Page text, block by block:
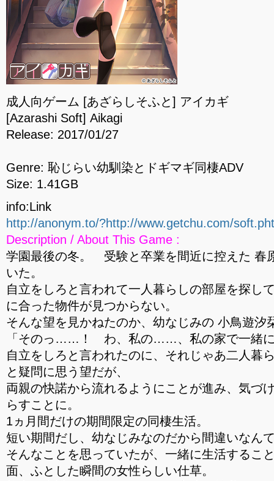
成人向ゲーム [あざらしそふと] アイカギ
[Azarashi Soft] Aikagi
Release: 2017/01/27
Genre: 恥じらい幼馴染とドギマギ同棲ADV
Size: 1.41GB
info:Link
http://anonym.to/?http://www.getchu.com/
Description / About This Game :
学園最後の冬。 受験と卒業を間近に控えた 春
いた。
自立をしろと言われて一人暮らしの部屋を探し
に合った物件が見つからない。
そんな望を見かねたのか、幼なじみの 小鳥遊汐
「そのっ……！ わ、私の……、私の家で一緒に
自立をしろと言われたのに、それじゃあ二人
と疑問に思う望だが、
両親の快諾から流れるようにことが進み、気づ
らすことに。
1ヵ月間だけの期間限定の同棲生活。
短い期間だし、幼なじみなのだから間違いなん
そんなことを思っていたが、一緒に生活するこ
面、ふとした瞬間の女性らしい仕草。